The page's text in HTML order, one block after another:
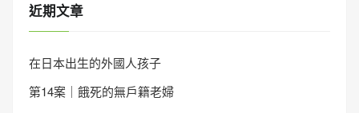
近期文章
在日本出生的外國人孩子
第14案｜餓死的無戶籍老婦